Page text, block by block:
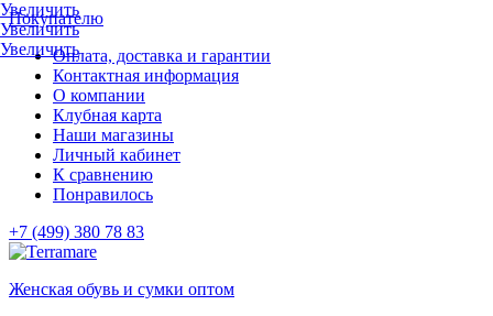
Покупателю
Оплата, доставка и гарантии
Контактная информация
О компании
Клубная карта
Наши магазины
Личный кабинет
К сравнению
Понравилось
+7 (499) 380 78 83
Женская обувь и сумки оптом
Увеличить
Увеличить
Увеличить